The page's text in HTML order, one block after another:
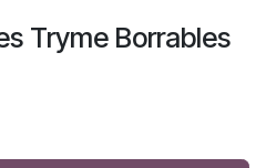
Tryme Borrables